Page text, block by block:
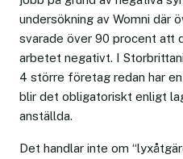
undersökning av Womni där
svarade över 90 procent att
arbetet negativt. I
4 större företag redan har
blir det obligatoriskt enligt
anställda.
Det handlar inte om